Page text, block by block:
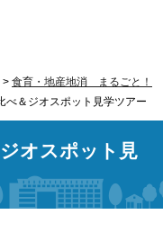
> 食育・地産地消 まるごと！
べ＆ジオスポット見学ツアー
オスポット見